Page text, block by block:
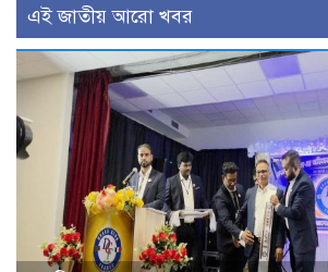
এই জাতীয় আরো খবর